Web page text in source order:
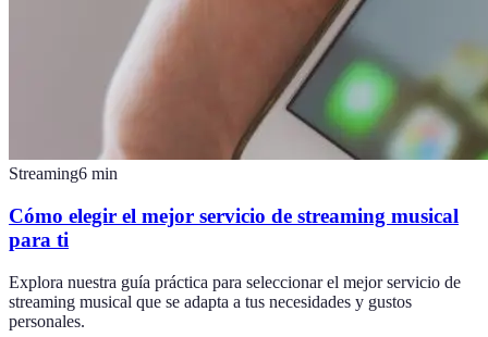
Streaming6 min
Cómo elegir el mejor servicio de streaming musical
para ti
Explora nuestra guía práctica para seleccionar el mejor servicio de
streaming musical que se adapta a tus necesidades y gustos
personales.